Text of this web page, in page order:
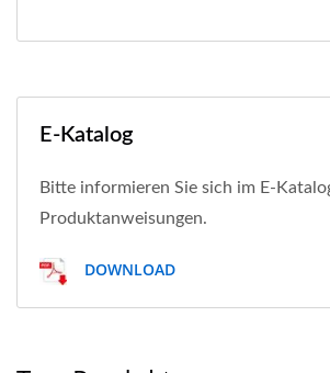
E-Katalog
Bitte informieren Sie sich im E-
Produktanweisungen.
DOWNLOAD